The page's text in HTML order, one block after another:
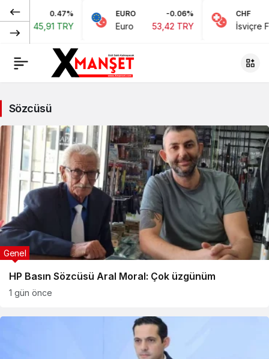
0.47%
45,91 TRY
EURO -0.06%
Euro 53,42 TRY
CHF
İsviçre Frangı
Sözcüsü
HP Basın Sözcüsü Aral Moral: Çok üzgünüm
Genel
1 gün önce